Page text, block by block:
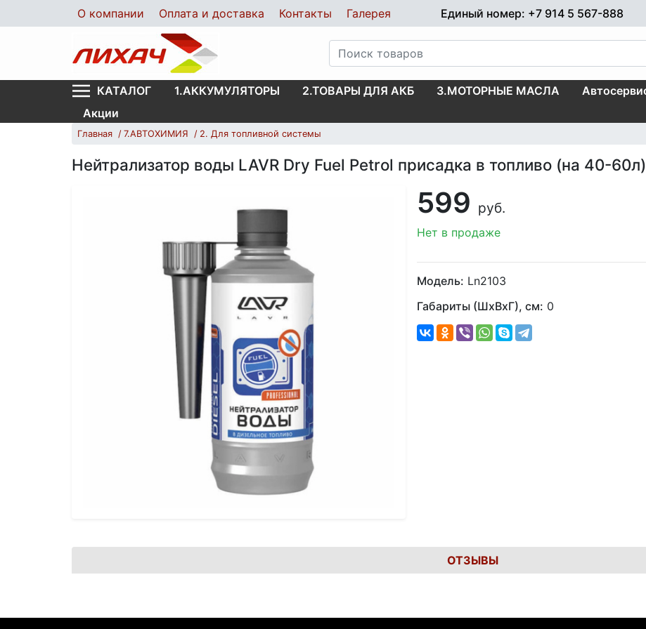
О компании Оплата и доставка Контакты Галерея Единый номер: +7 914 5 567-888
КАТАЛОГ 1.АККУМУЛЯТОРЫ 2.ТОВАРЫ ДЛЯ АКБ 3.МОТОРНЫЕ МАСЛА
Акции
Главная 7.АВТОХИМИЯ 2. Для топливной системы
Нейтрализатор воды LAVR Dry Fuel Petrol присадка в топливо (на 40-
599 руб.
Нет в продаже
Модель: Ln2103
Габариты (ШхВхГ), см: 0
ОТЗЫВЫ